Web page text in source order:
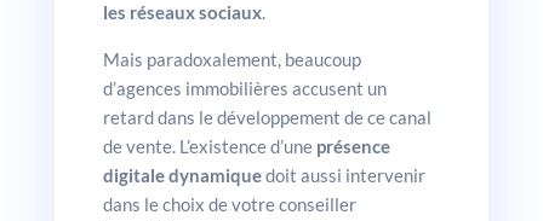
les réseaux sociaux.
Mais paradoxalement, beaucoup
d’agences immobilières accusent un
retard dans le développement de ce canal
de vente. L’existence d’une présence
digitale dynamiquedoit aussi intervenir
dans le choix de votre conseiller